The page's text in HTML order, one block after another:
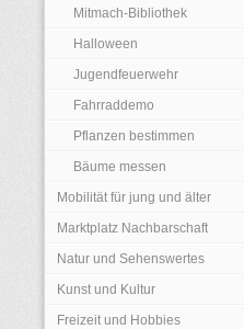
Mitmach-Bibliothek
Halloween
Jugendfeuerwehr
Fahrraddemo
Pflanzen bestimmen
Bäume messen
Mobilität für jung und älter
Marktplatz Nachbarschaft
Natur und Sehenswertes
Kunst und Kultur
Freizeit und Hobbies